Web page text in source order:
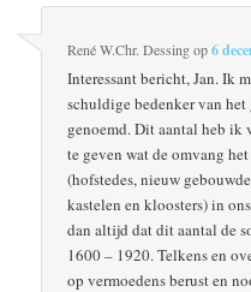
René W.Chr. Dessingop6
Interessant bericht, Jan. Ik
schuldige bedenker van
genoemd. Dit aantal heb ik
te geven wat de omvang
(hofstedes, nieuw
kastelen en kloosters) in
dan altijd dat dit aantal de
1600 – 1920. Telkens en
op vermoedens berust en